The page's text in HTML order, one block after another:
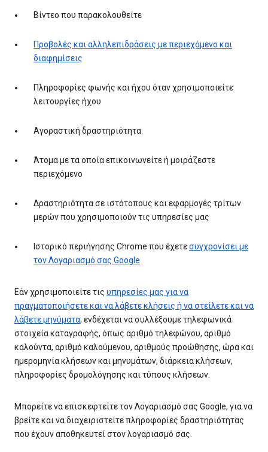
Βίντεο που παρακολουθείτε
Προβολές και αλληλεπιδράσεις με περιεχόμενο και
διαφημίσεις
Πληροφορίες φωνής και ήχου όταν χρησιμοποιείτε
λειτουργίες ήχου
Αγοραστική δραστηριότητα
Άτομα με τα οποία επικοινωνείτε ή μοιράζεστε
περιεχόμενο
Δραστηριότητα σε ιστότοπους και εφαρμογές τρίτων
μερών που χρησιμοποιούν τις υπηρεσίες μας
Ιστορικό περιήγησης Chrome που έχετεσυγχρονίσει με
τον Λογαριασμό σας Google
Εάν χρησιμοποιείτε τις υπηρεσίες μας για να
πραγματοποιήσετε και να λάβετε κλήσεις ή να στείλετε και να
λάβετε μηνύματα, ενδέχεται να συλλέξουμε τηλεφωνικά
στοιχεία καταγραφής, όπως αριθμό τηλεφώνου, αριθμό
καλούντα, αριθμό καλούμενου, αριθμούς προώθησης, ώρα και
ημερομηνία κλήσεων και μηνυμάτων, διάρκεια κλήσεων,
πληροφορίες δρομολόγησης και τύπους κλήσεων.
Μπορείτε να επισκεφτείτε τον Λογαριασμό σας Google, για να
βρείτε και να διαχειριστείτε πληροφορίες δραστηριότητας
που έχουν αποθηκευτεί στον λογαριασμό σας.